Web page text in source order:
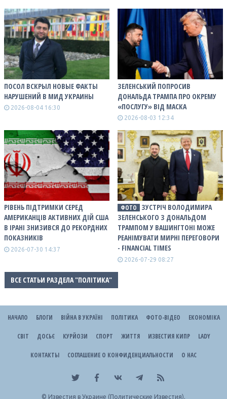
ПОСОЛ ВСКРЫЛ НОВЫЕ ФАКТЫ
НАРУШЕНИЙ В МИД УКРАИНЫ
2026-08-04 16:30
ЗЕЛЕНСЬКИЙ ПОПРОСИВ
ДОНАЛЬДА ТРАМПА ПРО ОКРЕМУ
«ПОСЛУГУ» ВІД МАСКА
2026-08-03 12:34
РІВЕНЬ ПІДТРИМКИ СЕРЕД
АМЕРИКАНЦІВ АКТИВНИХ ДІЙ США
В ІРАНІ ЗНИЗИВСЯ ДО РЕКОРДНИХ
ПОКАЗНИКІВ
2026-07-30 14:37
ФОТО
ЗУСТРІЧ ВОЛОДИМИРА
ЗЕЛЕНСЬКОГО З ДОНАЛЬДОМ
ТРАМПОМ У ВАШИНГТОНІ МОЖЕ
РЕАНІМУВАТИ МИРНІ ПЕРЕГОВОРИ
- FINANCIAL TIMES
2026-07-29 08:27
ВСЕ СТАТЬИ РАЗДЕЛА "ПОЛІТИКА"
НАЧАЛО БЛОГИ ВІЙНА В УКРАЇНІ ПОЛІТИКА ФОТО-ВІДЕО ЕКОНОМІКА
СВІТ ДОСЬЄ КУРЙОЗИ СПОРТ ЖИТТЯ ИЗВЕСТИЯ КИПР LADY
КОНТАКТЫ СОГЛАШЕНИЕ О КОНФИДЕНЦИАЛЬНОСТИ О НАС
© Известия в Украине (Политические Известия).